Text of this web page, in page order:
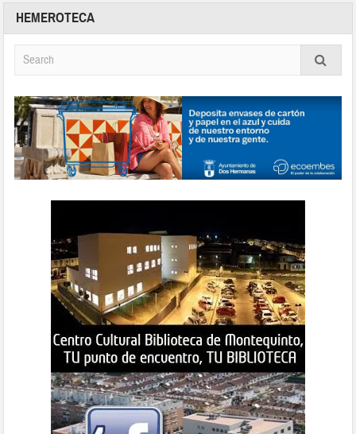
HEMEROTECA